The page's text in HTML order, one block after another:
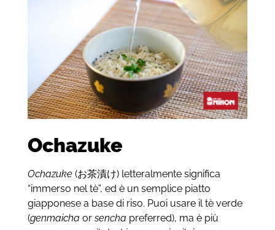
Ochazuke
Ochazuke (お茶漬け) letteralmente significa
“immerso nel tè”, ed è un semplice piatto
giapponese a base di riso. Puoi usare il tè verde
(genmaicha orsencha preferred), ma è più